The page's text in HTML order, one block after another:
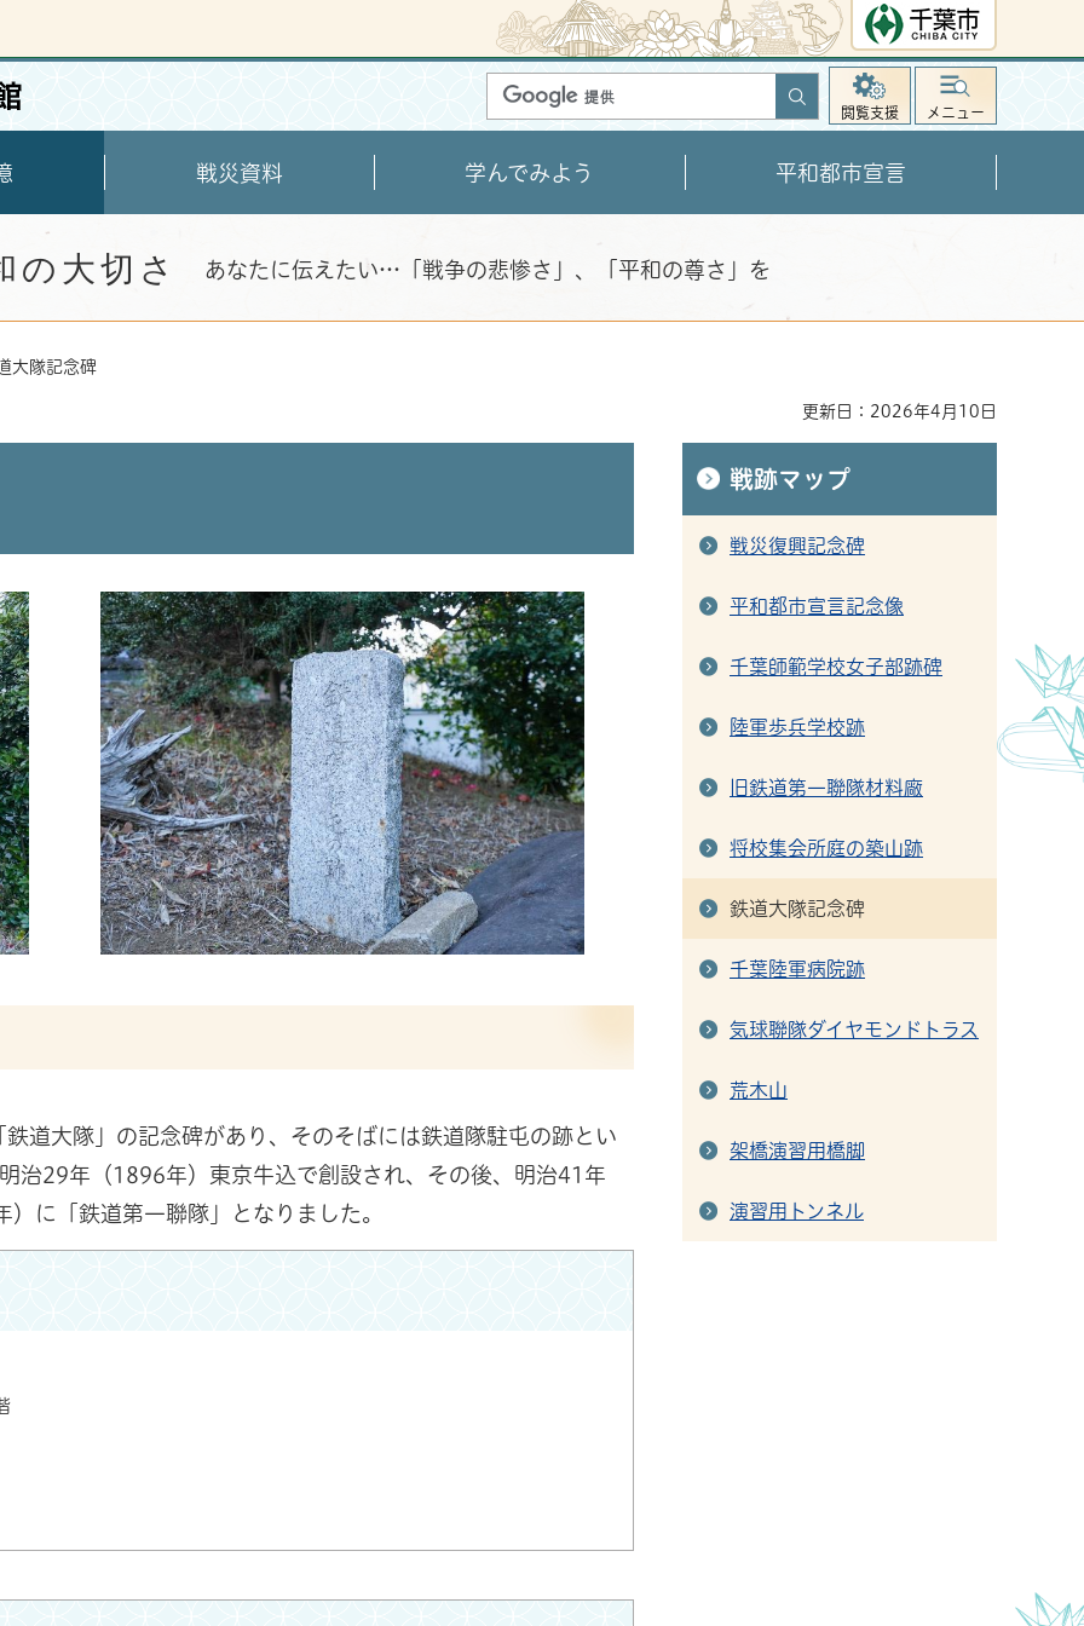
千葉市ホーム
ページ
閲覧支援 メニュー
戦災資料 学んでみよう 平和都市宣言
の大切さ あなたに伝えたい…「戦争の悲惨さ」、「平和の尊さ」を
大隊記念碑
更新日：2026年4月10日
道大隊」の記念碑があり、そのそばには鉄道隊駐屯の跡とい
治29年（1896年）東京牛込で創設され、その後、明治41年
に「鉄道第一聯隊」となりました。
戦跡マップ
戦災復興記念碑
平和都市宣言記念像
千葉師範学校女子部跡碑
陸軍歩兵学校跡
旧鉄道第一聯隊材料廠
将校集会所庭の築山跡
鉄道大隊記念碑
千葉陸軍病院跡
気球聯隊ダイヤモンドトラス
荒木山
架橋演習用橋脚
演習用トンネル